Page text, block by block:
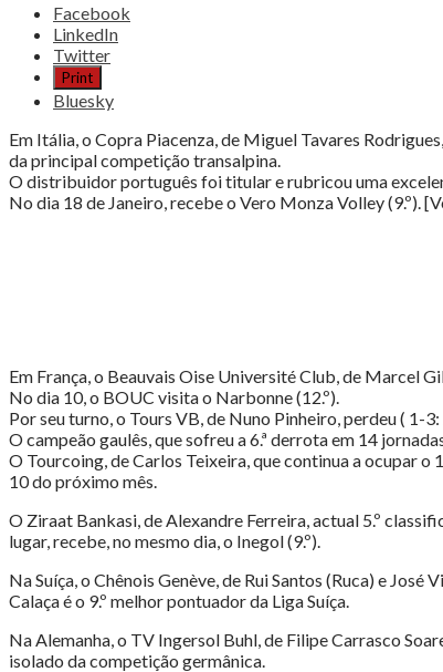
Share
post
"Voleibol
Portugueses
na
europa"
Facebook
LinkedIn
Twitter
Print
Bluesky
Em Itália, o Copra Piacenza, de Miguel Tavares
da principal competição transalpina.
O distribuidor português foi titular e rubricou uma
No dia 18 de Janeiro, recebe o Vero Monza Volley (9.º).
Em França, o Beauvais Oise Université Club, de Marcel
No dia 10, o BOUC visita o Narbonne (12.º).
Por seu turno, o Tours VB, de Nuno Pinheiro, perdeu ( 1-
O campeão gaulês, que sofreu a 6.ª derrota em 14
O Tourcoing, de Carlos Teixeira, que continua a ocupar o
10 do próximo mês.
O Ziraat Bankasi, de Alexandre Ferreira, actual 5.º
lugar, recebe, no mesmo dia, o Inegol (9.º).
Na Suíça, o Chênois Genève, de Rui Santos (Ruca) e
Calaça é o 9.º melhor pontuador da Liga Suíça.
Na Alemanha, o TV Ingersol Buhl, de Filipe Carrasco
isolado da competição germânica.